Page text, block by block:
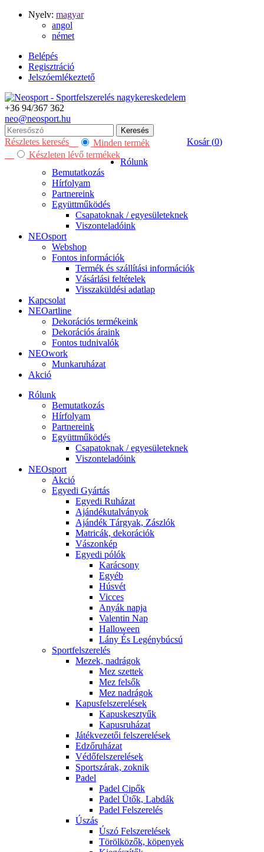
Nyelv: magyar
angol
német
Belépés
Regisztráció
Jelszóemlékeztető
+36 94/367 362
neo@neosport.hu
Keresés
Részletes keresés
Minden termék
Készleten lévő termékek
Kosár (0)
Rólunk
Bemutatkozás
Hírfolyam
Partnereink
Együttműködés
Csapatoknak / egyesületeknek
Viszonteladóink
NEOsport
Webshop
Fontos információk
Termék és szállítási információk
Vásárlási feltételek
Visszaküldési adatlap
Kapcsolat
NEOartline
Dekorációs termékeink
Dekorációs áraink
Fontos tudnivalók
NEOwork
Munkaruházat
Akció
Rólunk
Bemutatkozás
Hírfolyam
Partnereink
Együttműködés
Csapatoknak / egyesületeknek
Viszonteladóink
NEOsport
Akció
Egyedi Gyártás
Egyedi Ruházat
Ajándékutalványok
Ajándék Tárgyak, Zászlók
Matricák, dekorációk
Vászonkép
Egyedi pólók
Karácsony
Egyéb
Húsvét
Vicces
Anyák napja
Valentin Nap
Halloween
Lány És Legénybúcsú
Sportfelszerelés
Mezek, nadrágok
Mez szettek
Mez felsők
Mez nadrágok
Kapusfelszerelések
Kapuskesztyűk
Kapusruházat
Játékvezetői felszerelések
Edzőruházat
Védőfelszerelések
Sportszárak, zoknik
Padel
Padel Cipők
Padel Ütők, Labdák
Padel Felszerelés
Úszás
Úszó Felszerelések
Törölközők, köpenyek